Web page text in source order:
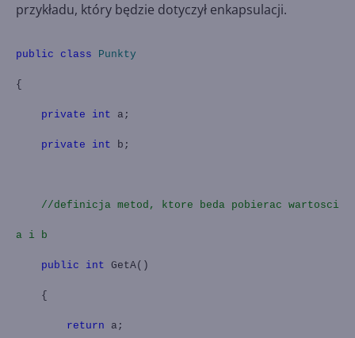
przykładu, który będzie dotyczył enkapsulacji.
public class Punkty
{
private int a;
private int b;
//definicja metod, ktore beda pobierac wartosci
a i b
public int GetA()
{
return a;